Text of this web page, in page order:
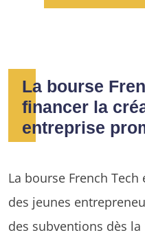
La bourse
financer la
entreprise
La bourse French
des jeunes
des subventions dès